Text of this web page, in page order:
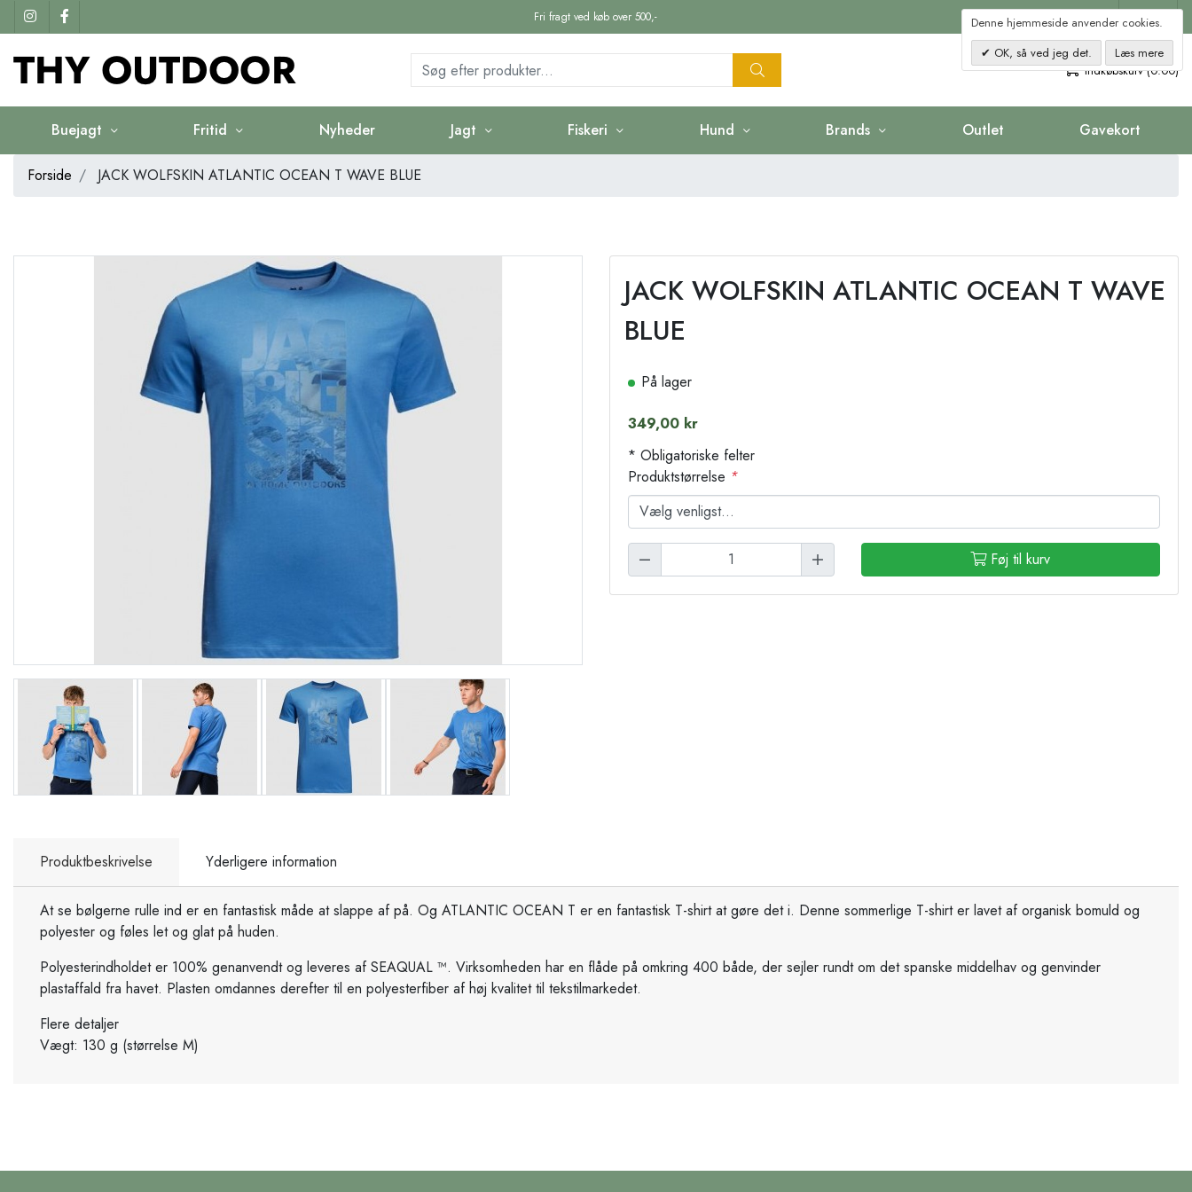
Fri fragt ved køb over 500,- Kontakt
0
Indkøbskurv (0.00)
Buejagt Fritid Nyheder Jagt Fiskeri Hund Brands Outlet Gavekort
Forside JACK WOLFSKIN ATLANTIC OCEAN T WAVE BLUE
JACK WOLFSKIN ATLANTIC OCEAN T WAVE
BLUE
På lager
349,00 kr
* Obligatoriske felter
Produktstørrelse *
Føj til kurv
Produktbeskrivelse Yderligere information
At se bølgerne rulle ind er en fantastisk måde at slappe af på. Og ATLANTIC OCEAN T er en fantastisk T-shirt at gøre det i. Denne sommerlige T-shirt er lavet af organisk bomuld og
polyester og føles let og glat på huden.
Polyesterindholdet er 100% genanvendt og leveres af SEAQUAL ™. Virksomheden har en flåde på omkring 400 både, der sejler rundt om det spanske middelhav og genvinder
plastaffald fra havet. Plasten omdannes derefter til en polyesterfiber af høj kvalitet til tekstilmarkedet.
Flere detaljer
Vægt: 130 g (størrelse M)
Denne hjemmeside anvender cookies.
OK, så ved jeg det.
Læs mere